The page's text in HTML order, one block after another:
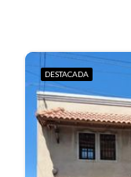
DESTACADA